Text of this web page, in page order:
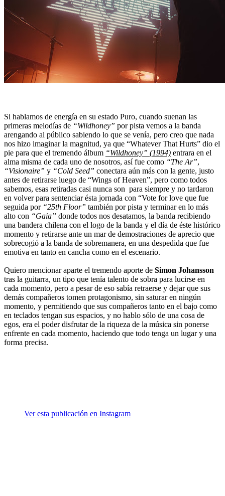
Si hablamos de energía en su estado Puro, cuando suenan las
primeras melodías de “Wildhoney” por pista vemos a la banda
arengando al público sabiendo lo que se venía, pero creo que nada
nos hizo imaginar la magnitud, ya que “Whatever That Hurts” dio el
pie para que el tremendo álbum “Wildhoney” (1994) entrara en el
alma misma de cada uno de nosotros, así fue como “The Ar”,
“Visionaire” y “Cold Seed” conectara aún más con la gente, justo
antes de retirarse luego de “Wings of Heaven”, pero como todos
sabemos, esas retiradas casi nunca son para siempre y no tardaron
en volver para sentenciar ésta jornada con “Vote for love que fue
seguida por “25th Floor” también por pista y terminar en lo más
alto con “Gaia” donde todos nos desatamos, la banda recibiendo
una bandera chilena con el logo de la banda y el día de éste histórico
momento y retirarse ante un mar de demostraciones de aprecio que
sobrecogió a la banda de sobremanera, en una despedida que fue
emotiva en tanto en cancha como en el escenario.
Quiero mencionar aparte el tremendo aporte de Simon Johansson
tras la guitarra, un tipo que tenía talento de sobra para lucirse en
cada momento, pero a pesar de eso sabía retraerse y dejar que sus
demás compañeros tomen protagonismo, sin saturar en ningún
momento, y permitiendo que sus compañeros tanto en el bajo como
en teclados tengan sus espacios, y no hablo sólo de una cosa de
egos, era el poder disfrutar de la riqueza de la música sin ponerse
enfrente en cada momento, haciendo que todo tenga un lugar y una
forma precisa.
Ver esta publicación en Instagram